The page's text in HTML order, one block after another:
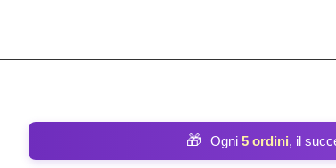
🎁 Ogni 5 ordini, il